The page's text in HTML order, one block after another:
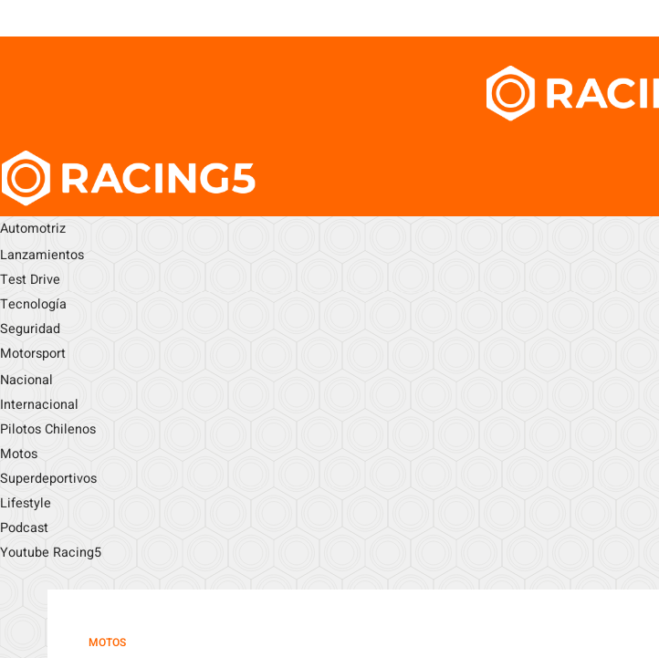
Automotriz
Lanzamientos
Test Drive
Tecnología
Seguridad
Motorsport
Nacional
Internacional
Pilotos Chilenos
Motos
Superdeportivos
Lifestyle
Podcast
Youtube Racing5
MOTOS